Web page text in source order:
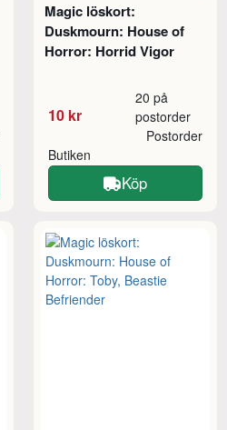
Magic löskort:
Duskmourn: House of
Horror: Horrid Vigor
10 kr
20 på
postorder
Butiken
Postorder
Köp